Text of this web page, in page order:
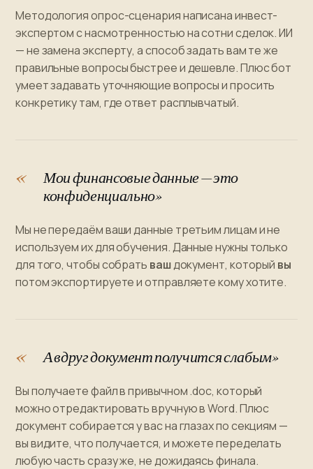
Методология опрос-сценария написана инвест-
экспертом с насмотренностью на сотни сделок. ИИ
— не замена эксперту, а способ задать вам те же
правильные вопросы быстрее и дешевле. Плюс бот
умеет задавать уточняющие вопросы и просить
конкретику там, где ответ расплывчатый.
Мои финансовые данные — это
конфиденциально»
Мы не передаём ваши данные третьим лицам и не
используем их для обучения. Данные нужны только
для того, чтобы собрать вашдокумент, который вы
потом экспортируете и отправляете кому хотите.
А вдруг документ получится слабым»
Вы получаете файл в привычном .doc, который
можно отредактировать вручную в Word. Плюс
документ собирается у вас на глазах по секциям —
вы видите, что получается, и можете переделать
любую часть сразу же, не дожидаясь финала.